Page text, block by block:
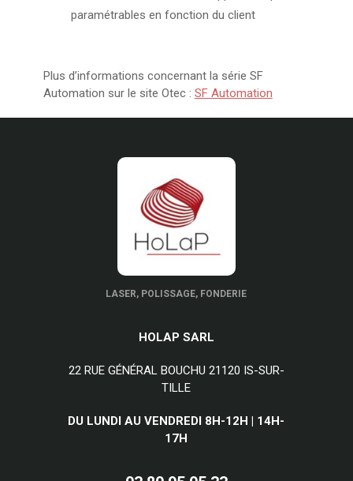
paramétrables en fonction du client
Plus d’informations concernant la série SF
Automation sur le site Otec : SF Automation
LASER, POLISSAGE, FONDERIE
HOLAP SARL
22 RUE GÉNÉRAL BOUCHU 21120 IS-SUR-
TILLE
DU LUNDI AU VENDREDI 8H-12H | 14H-
17H